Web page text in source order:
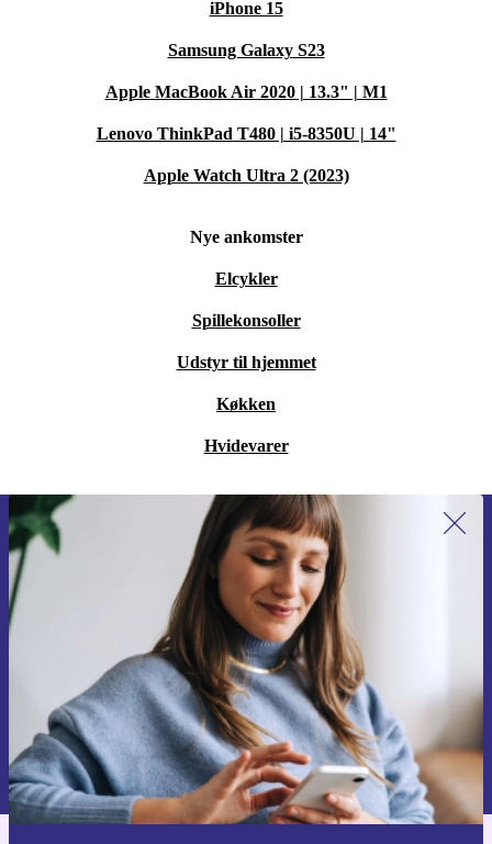
iPhone 15
Samsung Galaxy S23
Apple MacBook Air 2020 | 13.3" | M1
Lenovo ThinkPad T480 | i5-8350U | 14"
Apple Watch Ultra 2 (2023)
Nye ankomster
Elcykler
Spillekonsoller
Udstyr til hjemmet
Køkken
Hvidevarer
Tilmeld dig vores nyhedsbrev for
første gang og spar 115 kr!
Gå aldrig glip af et tilbud igen.
Anmod om kupon
Du kan finde information omkring vores brug af personlig data i vores
Privatlivspolitik